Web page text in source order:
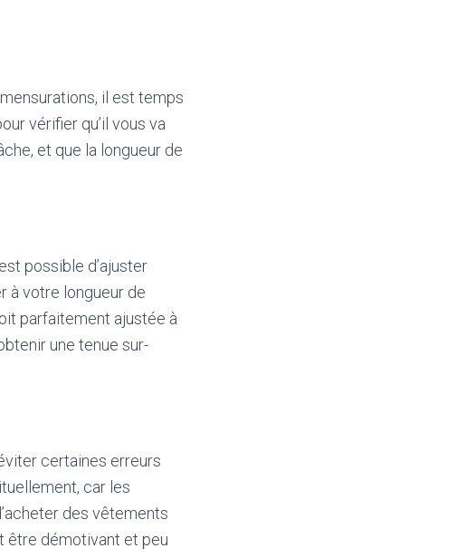
il est temps
vérifier qu’il vous va
et que la longueur de
possible d’ajuster
à votre longueur de
parfaitement ajustée à
une tenue sur-
certaines erreurs
car les
des vêtements
être démotivant et peu